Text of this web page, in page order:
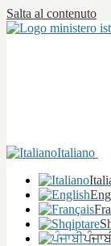
Salta al contenuto
Italiano